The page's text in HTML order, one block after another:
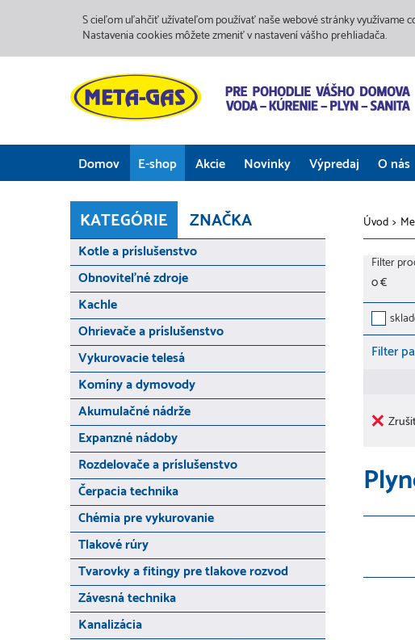
S cieľom uľahčiť užívateľom používať naše webové stránky využívame
Nastavenia cookies môžete zmeniť v nastavení vášho prehliadača.
Domov E-shop Akcie Novinky Výpredaj O nás
Služby
Galéria
KATEGÓRIE ZNAČKA
Kotle a príslušenstvo
Obnoviteľné zdroje
Kachle
Ohrievače a príslušenstvo
Vykurovacie telesá
Komíny a dymovody
Akumulačné nádrže
Expanzné nádoby
Rozdelovače a príslušenstvo
Čerpacia technika
Chémia pre vykurovanie
Tlakové rúry
Tvarovky a fitingy pre tlakove rozvod
Závesná technika
Kanalizácia
Úvod >
Filter
0 €
Filter